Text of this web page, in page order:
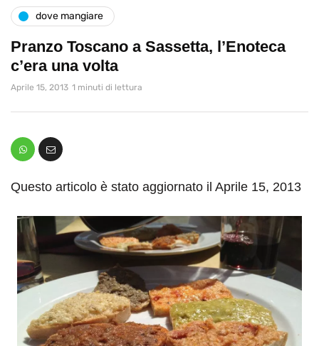
dove mangiare
Pranzo Toscano a Sassetta, l’Enoteca
c’era una volta
Aprile 15, 2013 1 minuti di lettura
Questo articolo è stato aggiornato il Aprile 15, 2013